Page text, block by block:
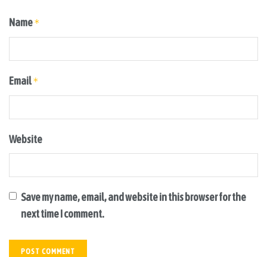
Name*
Email*
Website
Save my name, email, and website in this browser for the
next time I comment.